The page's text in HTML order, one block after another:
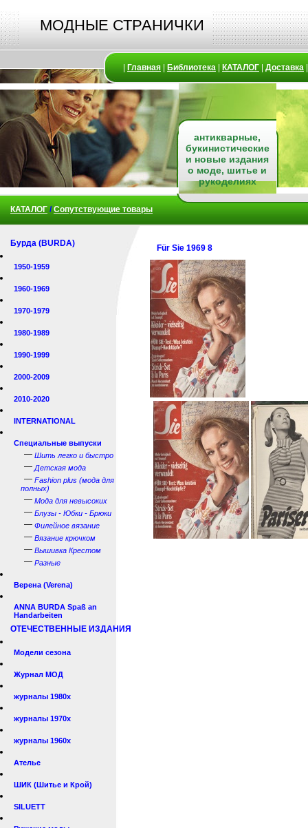
МОДНЫЕ СТРАНИЧКИ
Главная Библиотека КАТАЛОГ Доставка
антикварные,
букинистические
и новые издания
о моде, шитье и
рукоделиях
КАТАЛОГ /Сопутствующие товары
Бурда (BURDA)
1950-1959
1960-1969
1970-1979
1980-1989
1990-1999
2000-2009
2010-2020
INTERNATIONAL
Специальные выпуски
— Шить легко и быстро
— Детская мода
— Fashion plus (мода для
полных)
— Мода для невысоких
— Блузы - Юбки - Брюки
— Филейное вязание
— Вязание крючком
— Вышивка Крестом
— Разные
Верена (Verena)
ANNA BURDA Spaß an
Handarbeiten
ОТЕЧЕСТВЕННЫЕ ИЗДАНИЯ
Модели сезона
Журнал МОД
журналы 1980х
журналы 1970х
журналы 1960х
Ателье
ШИК (Шитье и Крой)
SILUETT
Für Sie 1969 8